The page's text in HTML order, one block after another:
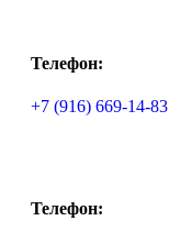
Телефон:
+7 (916) 669-14-83
Телефон: